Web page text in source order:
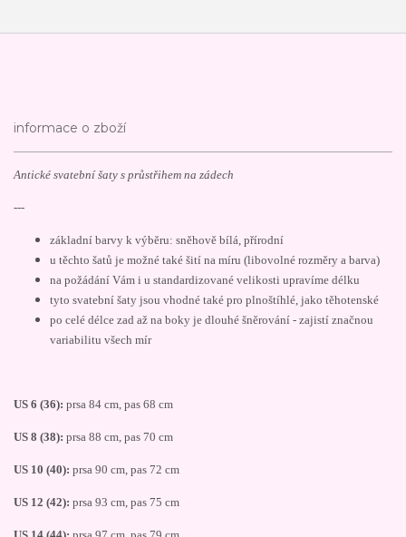
informace o zboží
Antické svatební šaty s průstřihem na zádech
---
základní barvy k výběru: sněhově bílá, přírodní
u těchto šatů je možné také šití na míru (libovolné rozměry a barva)
na požádání Vám i u standardizované velikosti upravíme délku
tyto svatební šaty jsou vhodné také pro plnoštíhlé, jako těhotenské
po celé délce zad až na boky je dlouhé šněrování - zajistí značnou
variabilitu všech mír
US 6 (36): prsa 84 cm, pas 68 cm
US 8 (38): prsa 88 cm, pas 70 cm
US 10 (40): prsa 90 cm, pas 72 cm
US 12 (42): prsa 93 cm, pas 75 cm